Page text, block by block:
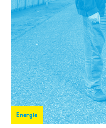
Energie